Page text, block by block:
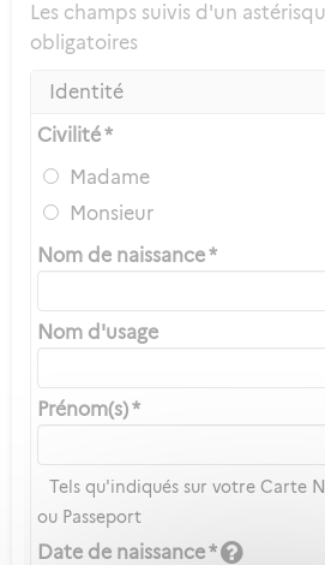
Les champs suivis d'un
obligatoires
Identité
Civilité *
Madame
Monsieur
Nom de naissance *
Nom d'usage
Prénom(s) *
Tels qu'indiqués sur votre Carte
ou Passeport
Date de naissance *